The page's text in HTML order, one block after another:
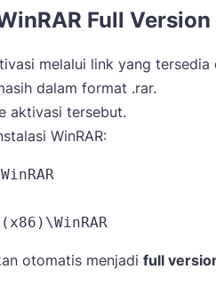
Full Version
melalui link yang tersedia
dalam format .rar.
aktivasi tersebut.
WinRAR:
otomatis menjadi full